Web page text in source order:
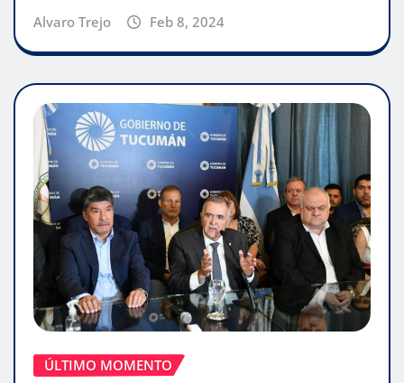
Alvaro Trejo Feb 8, 2024
ÚLTIMO MOMENTO